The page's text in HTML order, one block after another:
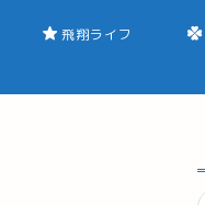
飛翔ライフ